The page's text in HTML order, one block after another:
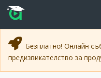
Прескочи към основното
Прескочи към навигацията
Безплатно! Онлайн
предизвикателство за